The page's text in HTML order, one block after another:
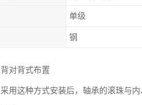
单级
钢
背对背式布置
采用这种方式安装后，轴承的滚珠与